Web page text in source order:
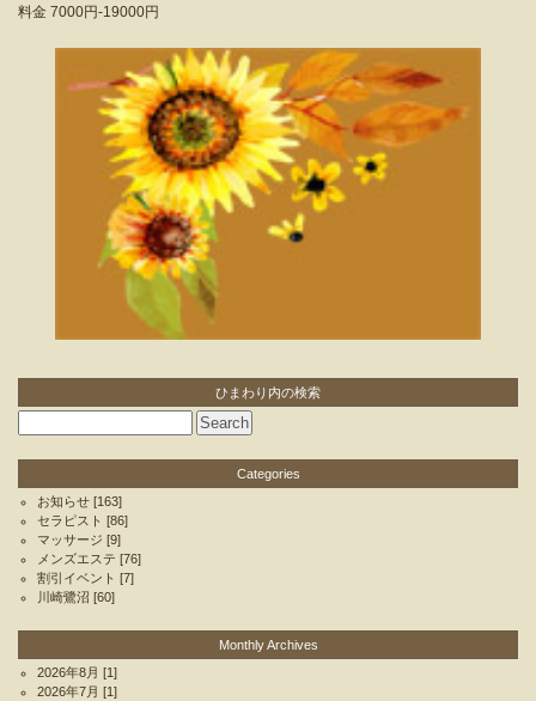
料金 7000円-19000円
ひまわり内の検索
Categories
お知らせ [163]
セラピスト [86]
マッサージ [9]
メンズエステ [76]
割引イベント [7]
川崎鷺沼 [60]
Monthly Archives
2026年8月 [1]
2026年7月 [1]